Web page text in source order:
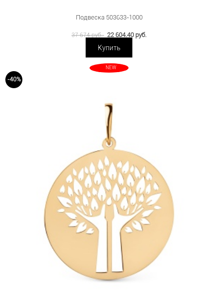
Подвеска 503633-1000
37 674 руб. 22 604.40 руб.
Купить
-40%
NEW